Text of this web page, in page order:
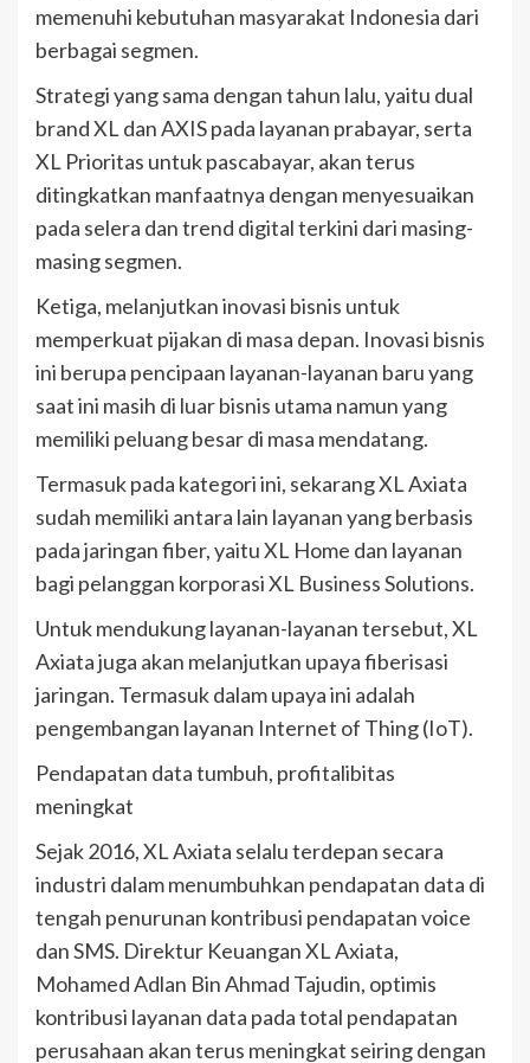
memenuhi kebutuhan masyarakat Indonesia dari
berbagai segmen.
Strategi yang sama dengan tahun lalu, yaitu dual
brand XL dan AXIS pada layanan prabayar, serta
XL Prioritas untuk pascabayar, akan terus
ditingkatkan manfaatnya dengan menyesuaikan
pada selera dan trend digital terkini dari masing-
masing segmen.
Ketiga, melanjutkan inovasi bisnis untuk
memperkuat pijakan di masa depan. Inovasi bisnis
ini berupa pencipaan layanan-layanan baru yang
saat ini masih di luar bisnis utama namun yang
memiliki peluang besar di masa mendatang.
Termasuk pada kategori ini, sekarang XL Axiata
sudah memiliki antara lain layanan yang berbasis
pada jaringan fiber, yaitu XL Home dan layanan
bagi pelanggan korporasi XL Business Solutions.
Untuk mendukung layanan-layanan tersebut, XL
Axiata juga akan melanjutkan upaya fiberisasi
jaringan. Termasuk dalam upaya ini adalah
pengembangan layanan Internet of Thing (IoT).
Pendapatan data tumbuh, profitalibitas
meningkat
Sejak 2016, XL Axiata selalu terdepan secara
industri dalam menumbuhkan pendapatan data di
tengah penurunan kontribusi pendapatan voice
dan SMS. Direktur Keuangan XL Axiata,
Mohamed Adlan Bin Ahmad Tajudin, optimis
kontribusi layanan data pada total pendapatan
perusahaan akan terus meningkat seiring dengan